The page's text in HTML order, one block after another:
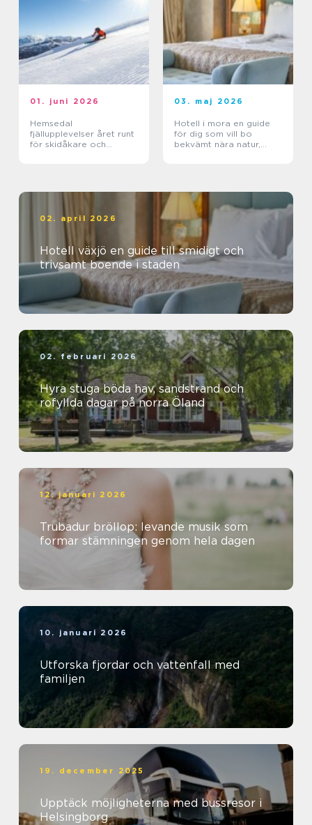
01. juni 2026
Hemsedal
fjällupplevelser året runt
för skidåkare och
03. maj 2026
Hotell i mora en guide
för dig som vill bo
bekvämt nära natur,
02. april 2026
Hotell växjö en guide till smidigt och
trivsamt boende i staden
02. februari 2026
Hyra stuga böda hav, sandstrand och
rofyllda dagar på norra Öland
12. januari 2026
Trubadur bröllop: levande musik som
formar stämningen genom hela dagen
10. januari 2026
Utforska fjordar och vattenfall med
familjen
19. december 2025
Upptäck möjligheterna med bussresor i
Helsingborg